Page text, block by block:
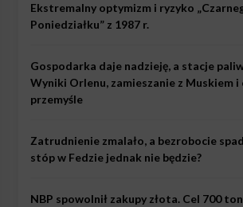
Ekstremalny optymizm i ryzyko
Poniedziałku” z 1987 r.
Gospodarka daje nadzieję, a stacje
Wyniki Orlenu, zamieszanie z Muskiem i
przemyśle
Zatrudnienie zmalało, a bezrobocie
stóp w Fedzie jednak nie będzie?
NBP spowolnił zakupy złota. Cel 700